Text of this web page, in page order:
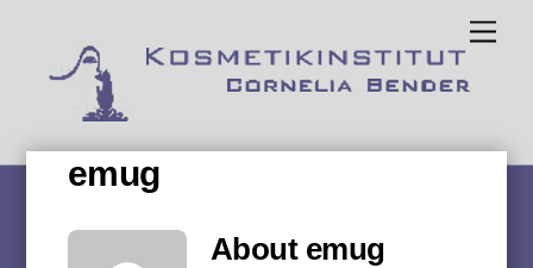
content
emug
About emug